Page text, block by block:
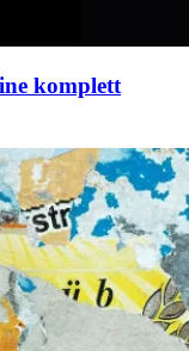
komplett